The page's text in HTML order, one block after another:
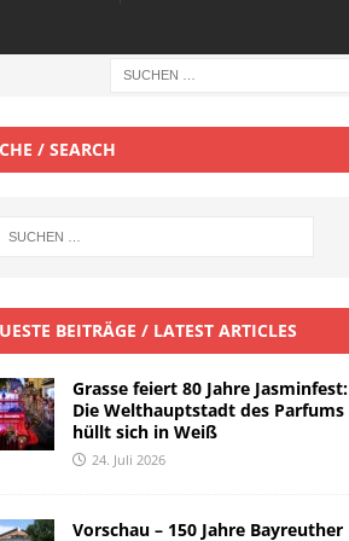
/ SEARCH
BEITRÄGE / LATEST ARTICLES
Grasse feiert 80 Jahre Jasminfest:
Die Welthauptstadt des Parfums
hüllt sich in Weiß
24. Juli 2026
Vorschau – 150 Jahre Bayreuther